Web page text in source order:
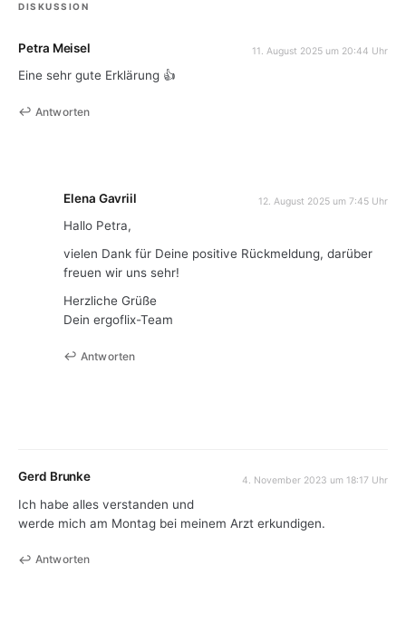
DISKUSSION
Petra Meisel 11. August 2025 um 20:44 Uhr
Eine sehr gute Erklärung 👍
Antworten
Elena Gavriil 12. August 2025 um 7:45 Uhr
Hallo Petra,
vielen Dank für Deine positive Rückmeldung, darüber
freuen wir uns sehr!
Herzliche Grüße
Dein ergoflix-Team
Antworten
Gerd Brunke 4. November 2023 um 18:17 Uhr
Ich habe alles verstanden und
werde mich am Montag bei meinem Arzt erkundigen.
Antworten